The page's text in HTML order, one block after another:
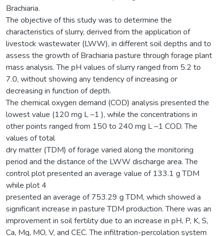
Brachiaria.
The objective of this study was to determine the
characteristics of slurry, derived from the application of
livestock wastewater (LWW), in different soil depths and to
assess the growth of Brachiaria pasture through forage plant
mass analysis. The pH values of slurry ranged from 5.2 to
7.0, without showing any tendency of increasing or
decreasing in function of depth.
The chemical oxygen demand (COD) analysis presented the
lowest value (120 mg L –1 ), while the concentrations in
other points ranged from 150 to 240 mg L –1 COD. The
values of total
dry matter (TDM) of forage varied along the monitoring
period and the distance of the LWW discharge area. The
control plot presented an average value of 133.1 g TDM
while plot 4
presented an average of 753.29 g TDM, which showed a
significant increase in pasture TDM production. There was an
improvement in soil fertility due to an increase in pH, P, K, S,
Ca, Mg, MO, V, and CEC. The infiltration-percolation system